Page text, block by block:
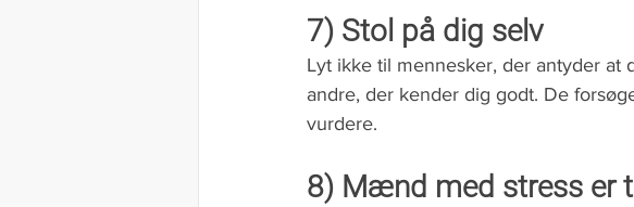
7) Stol på dig selv
Lyt ikke til mennesker, der antyder at
andre, der kender dig godt. De
vurdere.
8) Mænd med stress er